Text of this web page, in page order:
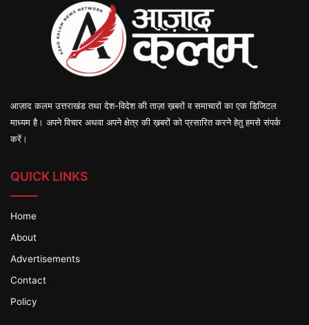
आज़ाद कलम उत्तराखंड तथा देश-विदेश की ताज़ा ख़बरों व समाचारों का एक डिजिटल
माध्यम है। अपने विचार अथवा अपने क्षेत्र की ख़बरों को प्रसारित करने हेतु हमसे संपर्क
करें।
QUICK LINKS
Home
About
Advertisements
Contact
Policy